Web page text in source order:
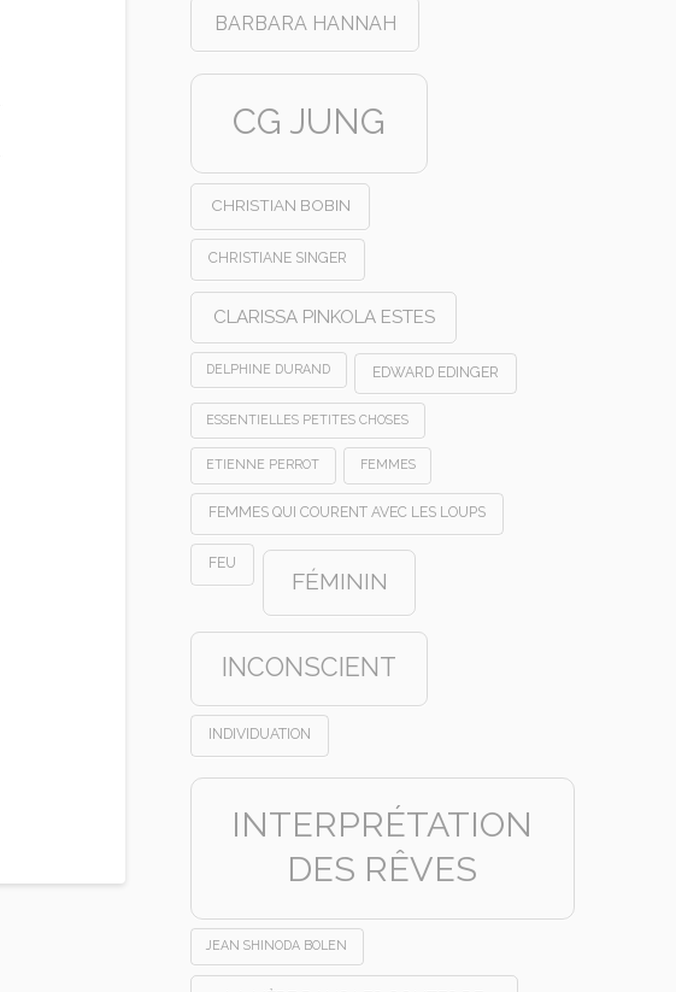
BARBARA HANNAH
CG JUNG
CHRISTIAN BOBIN
CHRISTIANE SINGER
CLARISSA PINKOLA ESTES
DELPHINE DURAND EDWARD EDINGER
ESSENTIELLES PETITES CHOSES
ETIENNE PERROT FEMMES
FEMMES QUI COURENT AVEC LES LOUPS
FEU
FÉMININ
INCONSCIENT
INDIVIDUATION
INTERPRÉTATION
DES RÊVES
JEAN SHINODA BOLEN